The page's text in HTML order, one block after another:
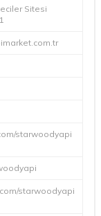
Sitesi
starwoodyapi
starwoodyapi